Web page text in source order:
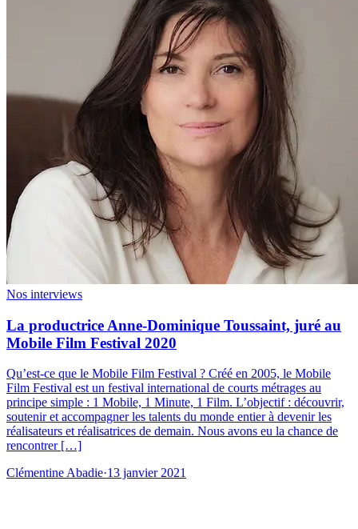
Nos interviews
La productrice Anne-Dominique Toussaint, juré au
Mobile Film Festival 2020
Qu’est-ce que le Mobile Film Festival ? Créé en 2005, le Mobile
Film Festival est un festival international de courts métrages au
principe simple : 1 Mobile, 1 Minute, 1 Film. L’objectif : découvrir,
soutenir et accompagner les talents du monde entier à devenir les
réalisateurs et réalisatrices de demain. Nous avons eu la chance de
rencontrer […]
Clémentine Abadie·13 janvier 2021